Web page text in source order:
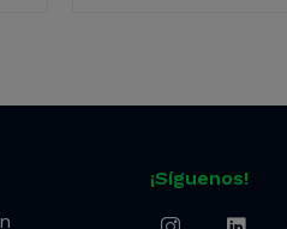
¡Síguenos!